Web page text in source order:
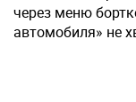
через меню
автомобиля» не